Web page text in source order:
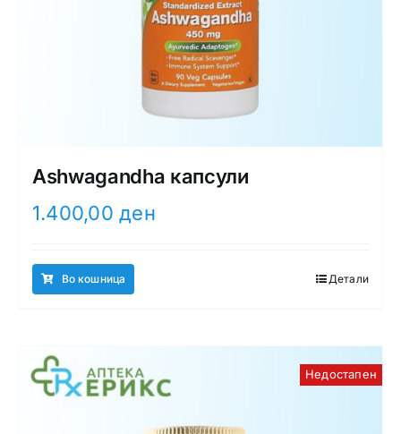
Ashwagandha капсули
1.400,00ден
Во кошница Детали
Недостапен